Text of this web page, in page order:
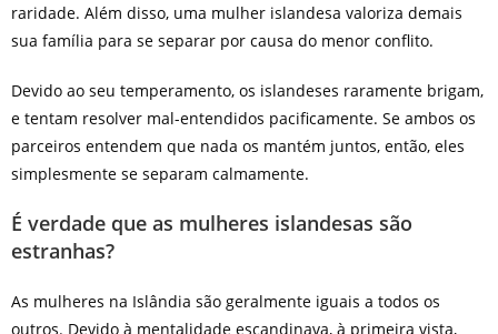
raridade. Além disso, uma mulher islandesa valoriza demais
sua família para se separar por causa do menor conflito.
Devido ao seu temperamento, os islandeses raramente brigam,
e tentam resolver mal-entendidos pacificamente. Se ambos os
parceiros entendem que nada os mantém juntos, então, eles
simplesmente se separam calmamente.
É verdade que as mulheres islandesas são
estranhas?
As mulheres na Islândia são geralmente iguais a todos os
outros. Devido à mentalidade escandinava, à primeira vista,